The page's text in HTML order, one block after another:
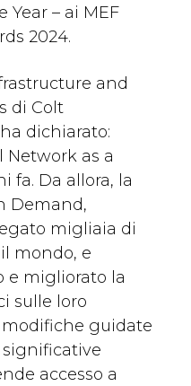
Year – ai MEF
2024.
and
di Colt
dichiarato:
Network as a
fa. Da allora, la
Demand,
migliaia di
mondo, e
e migliorato la
sulle loro
modifiche guidate
accesso a